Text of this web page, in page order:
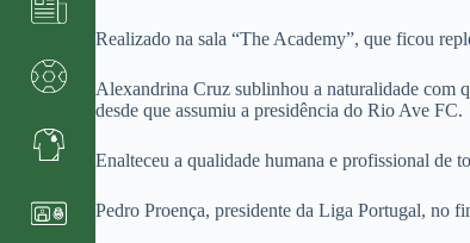
Realizado na sala “The Academy”, que ficou
Alexandrina Cruz sublinhou a naturalidade com
desde que assumiu a presidência do Rio Ave FC.
Enalteceu a qualidade humana e profissional de
Pedro Proença, presidente da Liga Portugal, no